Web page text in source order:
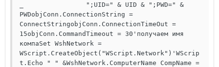
_                ";UID=" & UID & ";PWD=" &
PWDobjConn.ConnectionString =
ConnectStringobjConn.ConnectionTimeOut =
15objConn.CommandTimeout = 30'получаем имя
компаSet WshNetwork =
WScript.CreateObject("WScript.Network")'WScrip
t.Echo " " &WshNetwork.ComputerName CompName =